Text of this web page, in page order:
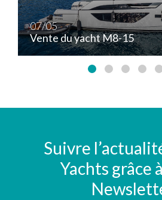
07/05
Vente du yacht M8-15
Suivre
Yachts grâce